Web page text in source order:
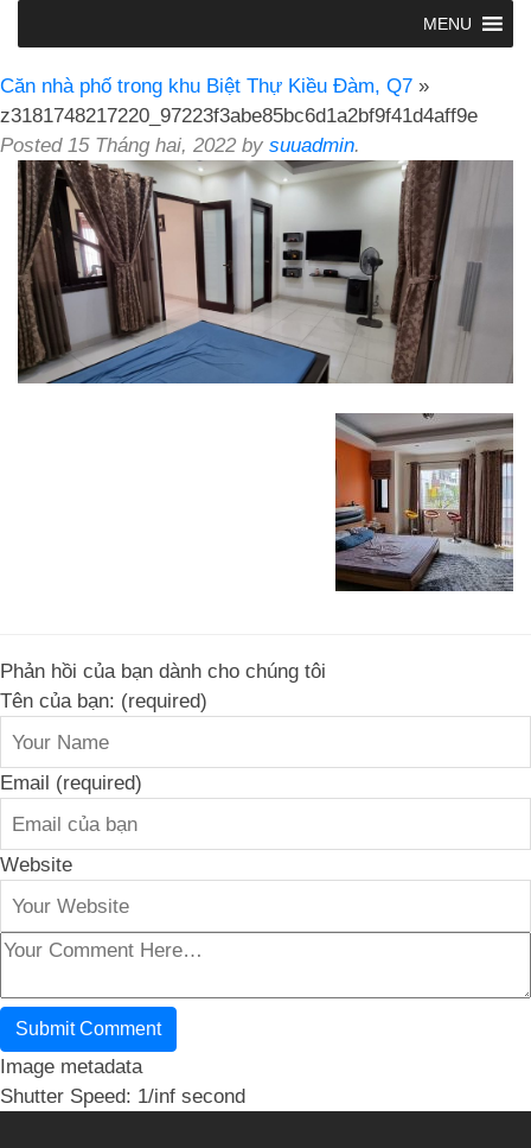
MENU
Căn nhà phố trong khu Biệt Thự Kiều Đàm, Q7 »
z3181748217220_97223f3abe85bc6d1a2bf9f41d4aff9e
Posted 15 Tháng hai, 2022 by suuadmin.
Phản hồi của bạn dành cho chúng tôi
Tên của bạn: (required)
Email (required)
Website
Image metadata
Shutter Speed: 1/inf second